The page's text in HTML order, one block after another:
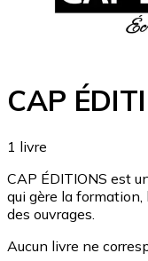
CAP
1 livre
CAP ÉDITIONS est
qui gère la
des ouvrages.
Aucun livre ne